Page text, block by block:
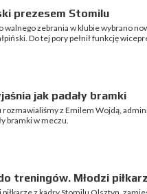
prezesem Stomilu
walnego zebrania w klubie wybrano
Do tej pory pełnił funkcję
jak padały bramki
rozmawialiśmy z Emilem Wojdą,
bramki w meczu.
treningów. Młodzi